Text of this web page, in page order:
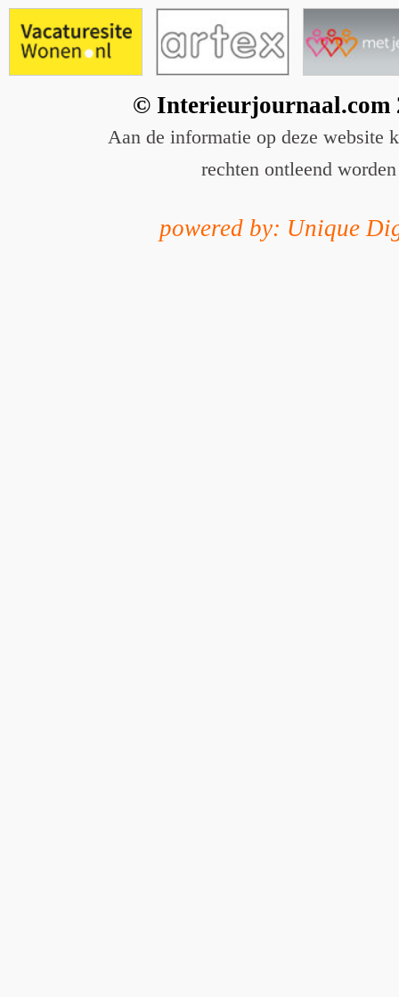
© Interieurjournaal.com
Aan de informatie op deze website
rechten ontleend worden
powered by: Unique